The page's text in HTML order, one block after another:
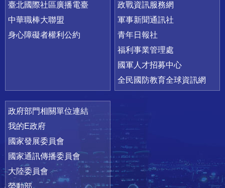
臺北國際社區廣播電臺
中華職棒大聯盟
身心障礙者權利公約
政戰資訊服務網
軍事新聞通訊社
青年日報社
福利事業管理處
國軍人才招募中心
全民國防教育全球資訊網
政府部門相關單位連結
我的E政府
國家發展委員會
國家通訊傳播委員會
大陸委員會
勞動部